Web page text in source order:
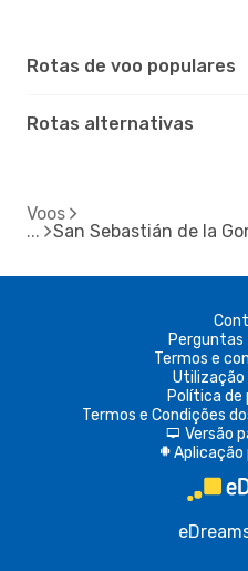
Rotas de voo populares
Rotas alternativas
Voos
San Sebastián de la
Termos e
Utilização
Política de
Termos e Condições
d Versão
A Aplicação